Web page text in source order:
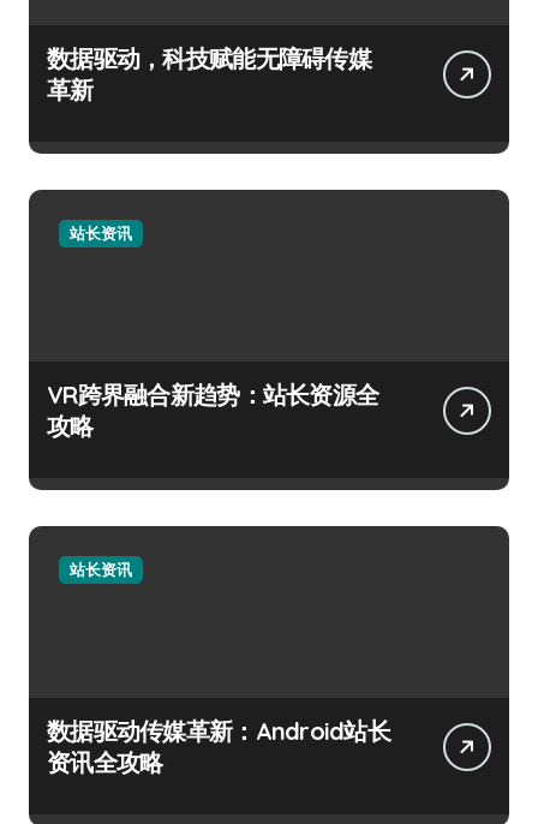
数据驱动，科技赋能无障碍传媒
革新
站长资讯
VR跨界融合新趋势：站长资源全
攻略
站长资讯
数据驱动传媒革新：Android站长
资讯全攻略